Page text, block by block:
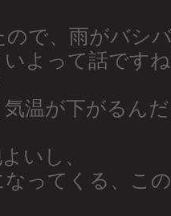
で、雨がバシ
よって話です
温が下がるん
いし、
ってくる、こ